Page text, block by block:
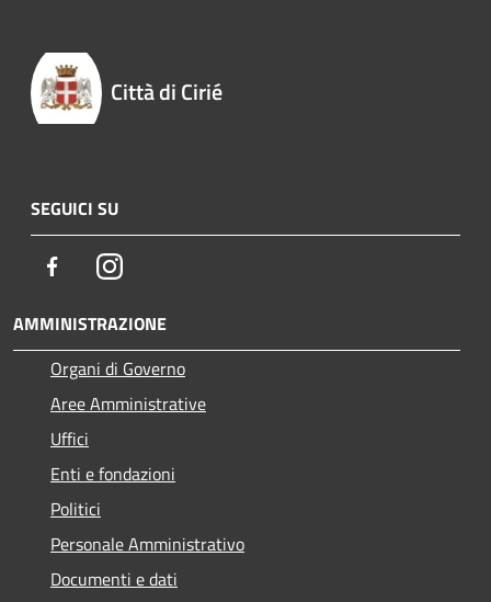
Città di Cirié
SEGUICI SU
FacebookInstagram
AMMINISTRAZIONE
Organi di Governo
Aree Amministrative
Uffici
Enti e fondazioni
Politici
Personale Amministrativo
Documenti e dati